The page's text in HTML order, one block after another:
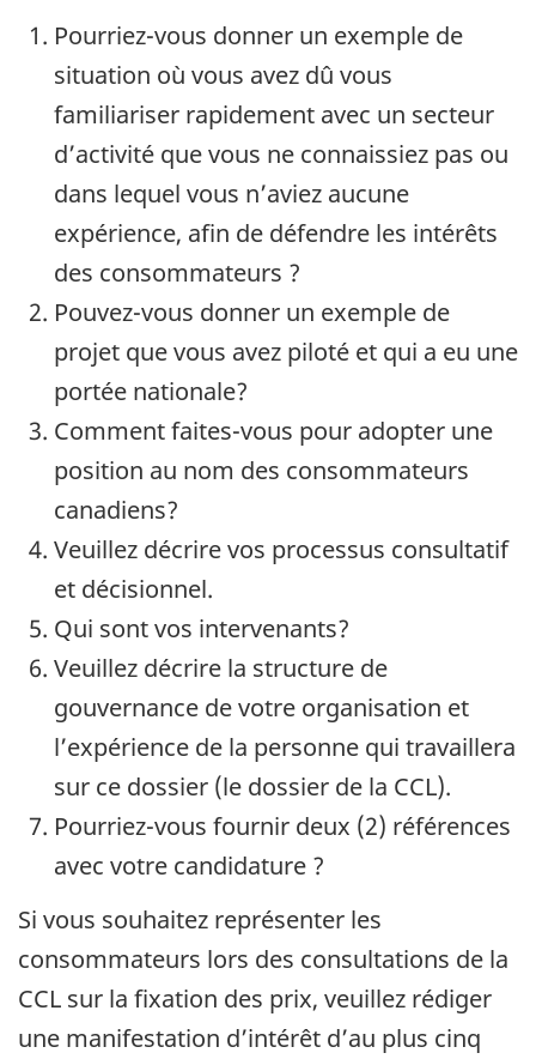
Pourriez-vous donner un exemple de
situation où vous avez dû vous
familiariser rapidement avec un secteur
d’activité que vous ne connaissiez pas ou
dans lequel vous n’aviez aucune
expérience, afin de défendre les intérêts
des consommateurs ?
Pouvez-vous donner un exemple de
projet que vous avez piloté et qui a eu une
portée nationale?
Comment faites-vous pour adopter une
position au nom des consommateurs
canadiens?
Veuillez décrire vos processus consultatif
et décisionnel.
Qui sont vos intervenants?
Veuillez décrire la structure de
gouvernance de votre organisation et
l’expérience de la personne qui travaillera
sur ce dossier (le dossier de la CCL).
Pourriez-vous fournir deux (2) références
avec votre candidature ?
Si vous souhaitez représenter les
consommateurs lors des consultations de la
CCL sur la fixation des prix, veuillez rédiger
une manifestation d’intérêt d’au plus cinq